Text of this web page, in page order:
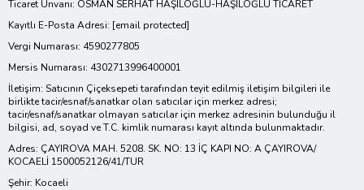
Ticaret Ünvanı: OSMAN SERHAT HAŞILOĞLU-HAŞILOĞLU TİCARET
Kayıtlı E-Posta Adresi: [email protected]
Vergi Numarası: 4590277805
Mersis Numarası: 4302713996400001
İletişim: Satıcının Çiçeksepeti tarafından teyit edilmiş iletişim bilgileri ile
birlikte tacir/esnaf/sanatkar olan satıcılar için merkez adresi;
tacir/esnaf/sanatkar olmayan satıcılar için merkez adresinin bulunduğu il
bilgisi, ad, soyad ve T.C. kimlik numarası kayıt altında bulunmaktadır.
Adres: ÇAYIROVA MAH. 5208. SK. NO: 13 İÇ KAPI NO: A ÇAYIROVA/
KOCAELİ 1500052126/41/TUR
Şehir: Kocaeli